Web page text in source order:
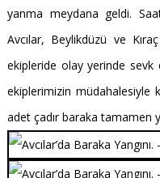
yanma meydana geldi.
Avcılar, Beylikdüzü ve
ekipleride olay yerinde sevk
ekiplerimizin müdahalesiyle
adet çadır baraka tamamen